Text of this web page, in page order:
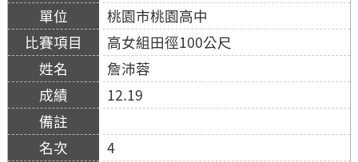
桃園市桃園高中
高女組田徑100公尺
詹沛蓉
12.19
4